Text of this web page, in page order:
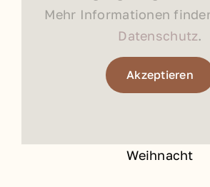
Mehr Informationen
Datenschutz.
Akzeptieren
Weihnacht